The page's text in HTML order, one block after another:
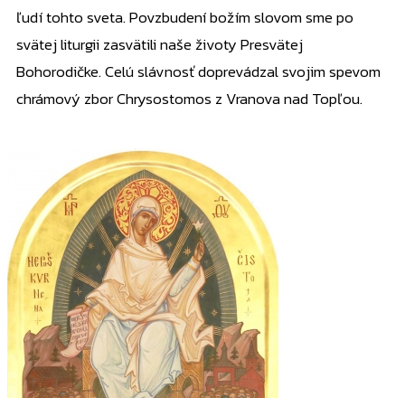
ľudí tohto sveta. Povzbudení božím slovom sme po
svätej liturgii zasvätili naše životy Presvätej
Bohorodičke. Celú slávnosť doprevádzal svojim spevom
chrámový zbor Chrysostomos z Vranova nad Topľou.